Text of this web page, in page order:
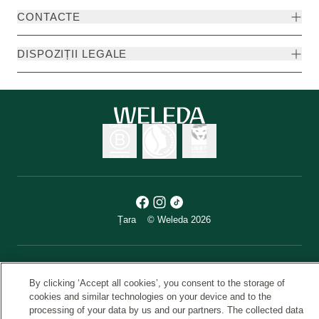
CONTACTE
DISPOZIȚII LEGALE
Țara © Weleda 2026
By clicking ‘Accept all cookies’, you consent to the storage of
cookies and similar technologies on your device and to the
processing of your data by us and our partners. The collected data